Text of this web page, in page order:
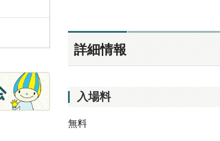
詳細情報
入場料
無料